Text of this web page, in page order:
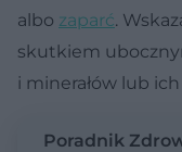
albo zaparć.
skutkiem
i minerałów lub
Poradnik